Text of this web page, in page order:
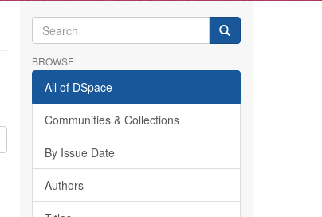
BROWSE
All of DSpace
Communities & Collections
By Issue Date
Authors